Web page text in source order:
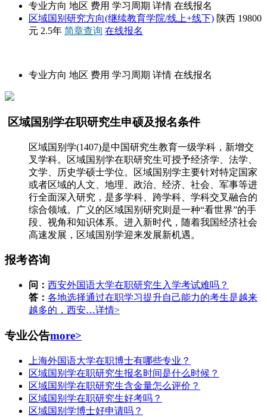
专业方向 地区 费用 学习周期 详情 在线报名
区域国别研究方向(继续教育学院/线上+线下) 陕西 19800
元 2.5年 简章查询 在线报名
专业方向 地区 费用 学习周期 详情 在线报名
区域国别学在职研究生申硕及报名条件
区域国别学(1407)是中国研究生教育一级学科，新增交
叉学科。区域国别学在职研究生可授予经济学、法学、
文学、历史学硕士学位。区域国别学主要针对特定国家
或者区域的人文、地理、政治、经济、社会、军事等进
行全面深入研究，是多学科、跨学科、学科交叉融合的
综合领域。广义的区域国别研究则是一种“看世界”的手
段、视角和知识体系。进入新时代，随着我国经济社会
高速发展，区域国别学迎来发展新机遇。
报考咨询
问： 西安外国语大学在职研究生入学考试难吗？
答： 各地选择通过在职学习提升自己能力的考生是越来
越多的，西安…详情>
专业公告more>
上海外国语大学在职博士有哪些专业？
区域国别学在职研究生报名时间是什么时候？
区域国别学在职研究生含金量怎么评价？
区域国别学在职研究生好考吗？
区域国别学博士好申请吗？